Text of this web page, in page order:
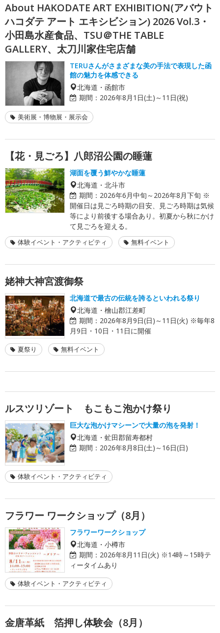
About HAKODATE ART EXHIBITION(アバウト
ハコダテ アート エキシビション) 2026 Vol.3・
小田島水産食品、TSU＠THE TABLE
GALLERY、太刀川家住宅店舗
TERUさんがさまざまな美の手法で表現した函
館の魅力を体感できる
北海道・函館市
期間： 2026年8月1日(土)～11日(祝)
美術展・博物展・展示会
【花・見ごろ】八郎沼公園の睡蓮
湖面を覆う鮮やかな睡蓮
北海道・北斗市
期間： 2026年6月中旬～2026年8月下旬 ※
開催日は見ごろ時期の目安、見ごろ時期は気候
等により前後する場合あり。初夏から秋にかけ
て見ごろを迎える。
体験イベント・アクティビティ 無料イベント
姥神大神宮渡御祭
北海道で最古の伝統を誇るといわれる祭り
北海道・檜山郡江差町
期間： 2026年8月9日(日)～11日(火) ※毎年8
月9日・10日・11日に開催
夏祭り 無料イベント
ルスツリゾート もこもこ泡かけ祭り
巨大な泡かけマシーンで大量の泡を発射！
北海道・虻田郡留寿都村
期間： 2026年8月8日(土)～16日(日)
体験イベント・アクティビティ
フラワー ワークショップ（8月）
フラワーワークショップ
北海道・小樽市
期間： 2026年8月11日(火) ※14時～15時テ
ィータイムあり
体験イベント・アクティビティ
金唐革紙 箔押し体験会（8月）